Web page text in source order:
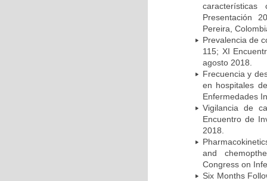
Presentación
Pereira,
Prevalencia de
115; XI
agosto 2018.
Frecuencia y
en hospitales
Enfermedades
Vigilancia de
Encuentro de
2018.
and
Congress on
Six Months